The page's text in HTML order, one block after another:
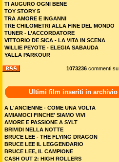
TI AUGURO OGNI BENE
TOY STORY 5
TRA AMORE E INGANNI
TRE CHILOMETRI ALLA FINE DEL MONDO
TUNER - L’ACCORDATORE
VITTORIO DE SICA - LA VITA IN SCENA
WILLIE PEYOTE - ELEGIA SABAUDA
YALLA PARKOUR
1073236 commenti su
Ultimi film inseriti in archivio
A L'ANCIENNE - COME UNA VOLTA
AMIAMOCI FINCHE' SIAMO VIVI
AMORE E PASSIONE A SYLT
BRIVIDI NELLA NOTTE
BRUCE LEE - THE FLYING DRAGON
BRUCE LEE IL LEGGENDARIO
BRUCE LEE, IL CAMPIONE
CASH OUT 2: HIGH ROLLERS